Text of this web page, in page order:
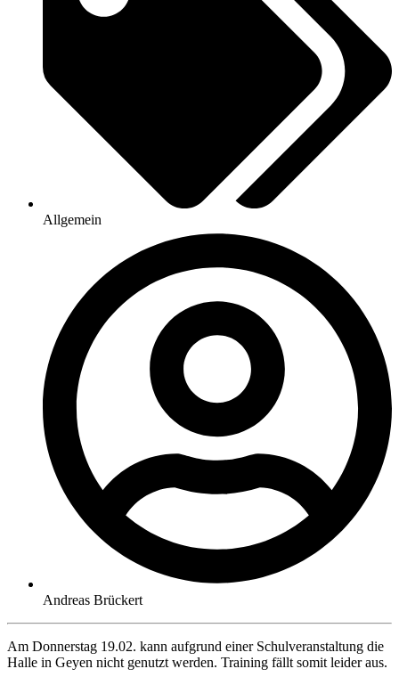
Allgemein
Andreas Brückert
Am Donnerstag 19.02. kann aufgrund einer Schulveranstaltung die
Halle in Geyen nicht genutzt werden. Training fällt somit leider aus.